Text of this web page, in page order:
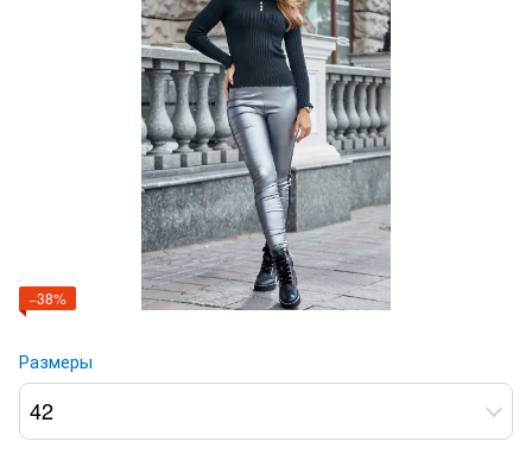
−38%
Размеры
42